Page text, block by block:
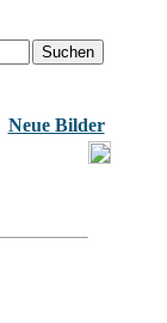
Neue Bilder